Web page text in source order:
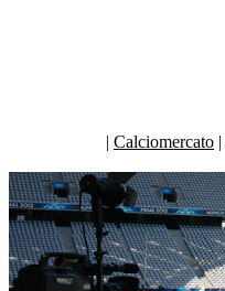
| Calciomercato |